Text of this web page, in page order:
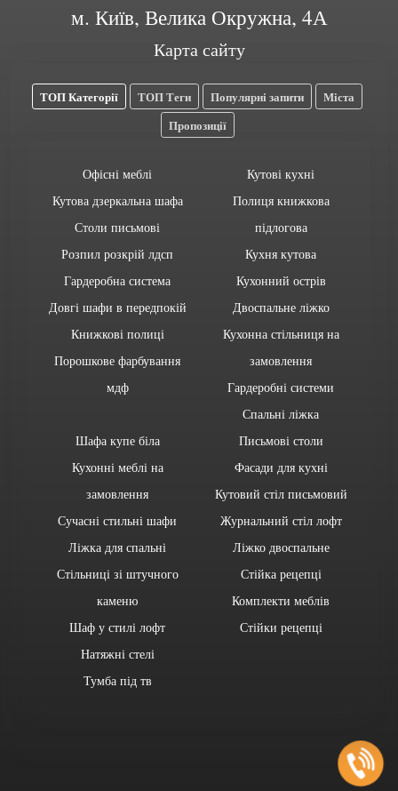
м. Київ, Велика Окружна, 4А
Карта сайту
ТОП Категорії ТОП Теги Популярні запити
Міста
Пропозиції
Офісні меблі
Кутова дзеркальна шафа
Столи письмові
Розпил розкрій лдсп
Гардеробна система
Довгі шафи в передпокій
Книжкові полиці
Порошкове фарбування
мдф
Кутові кухні
Полиця книжкова
підлогова
Кухня кутова
Кухонний острів
Двоспальне ліжко
Кухонна стільниця на
замовлення
Гардеробні системи
Спальні ліжка
Шафа купе біла
Кухонні меблі на
замовлення
Сучасні стильні шафи
Ліжка для спальні
Стільниці зі штучного
каменю
Шаф у стилі лофт
Натяжні стелі
Тумба під тв
Письмові столи
Фасади для кухні
Кутовий стіл письмовий
Журнальний стіл лофт
Ліжко двоспальне
Стійка рецепці
Комплекти меблів
Стійки рецепці